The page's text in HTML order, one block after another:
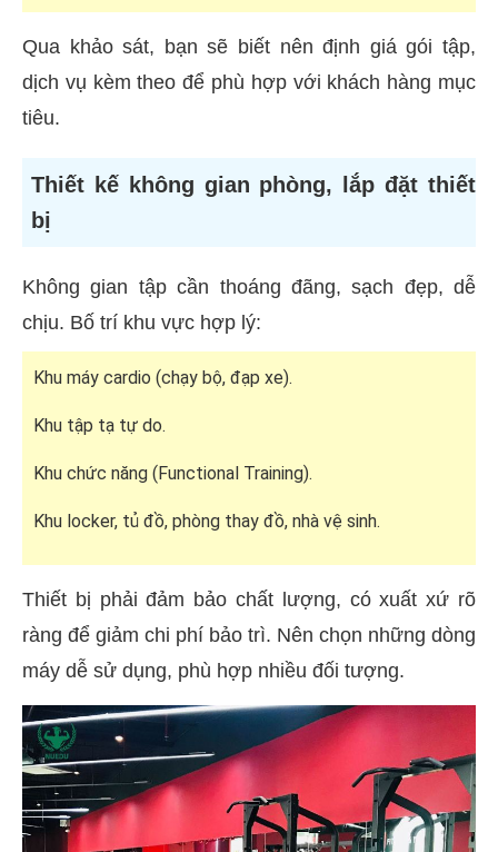
Qua khảo sát, bạn sẽ biết nên định giá gói tập,
dịch vụ kèm theo để phù hợp với khách hàng mục
tiêu.
Thiết kế không gian phòng, lắp đặt thiết
bị
Không gian tập cần thoáng đãng, sạch đẹp, dễ
chịu. Bố trí khu vực hợp lý:
Khu máy cardio (chạy bộ, đạp xe).
Khu tập tạ tự do.
Khu chức năng (Functional Training).
Khu locker, tủ đồ, phòng thay đồ, nhà vệ sinh.
Thiết bị phải đảm bảo chất lượng, có xuất xứ rõ
ràng để giảm chi phí bảo trì. Nên chọn những dòng
máy dễ sử dụng, phù hợp nhiều đối tượng.